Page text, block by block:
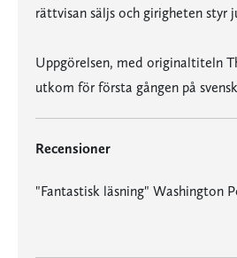
rättvisan säljs och girigheten styr
Uppgörelsen, med originaltiteln
utkom för första gången på
Recensioner
"Fantastisk läsning" Washington